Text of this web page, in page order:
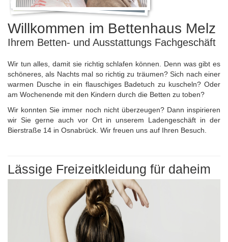
Willkommen im Bettenhaus Melz
Ihrem Betten- und Ausstattungs Fachgeschäft
Wir tun alles, damit sie richtig schlafen können. Denn was gibt es
schöneres, als Nachts mal so richtig zu träumen? Sich nach einer
warmen Dusche in ein flauschiges Badetuch zu kuscheln? Oder
am Wochenende mit den Kindern durch die Betten zu toben?
Wir konnten Sie immer noch nicht überzeugen? Dann inspirieren
wir Sie gerne auch vor Ort in unserem Ladengeschäft in der
Bierstraße 14 in Osnabrück. Wir freuen uns auf Ihren Besuch.
Lässige Freizeitkleidung für daheim